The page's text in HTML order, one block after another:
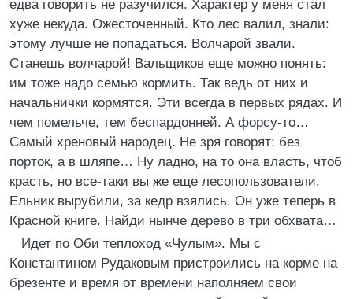
едва говорить не разучился. Характер у меня стал
хуже некуда. Ожесточенный. Кто лес валил, знали:
этому лучше не попадаться. Волчарой звали.
Станешь волчарой! Вальщиков еще можно понять:
им тоже надо семью кормить. Так ведь от них и
начальнички кормятся. Эти всегда в первых рядах. И
чем помельче, тем беспардонней. А форсу-то…
Самый хреновый народец. Не зря говорят: без
порток, а в шляпе… Ну ладно, на то она власть, чтоб
красть, но все-таки вы же еще лесопользователи.
Ельник вырубили, за кедр взялись. Он уже теперь в
Красной книге. Найди нынче дерево в три обхвата…
Идет по Оби теплоход «Чулым». Мы с
Константином Рудаковым пристроились на корме на
брезенте и время от времени наполняем свои